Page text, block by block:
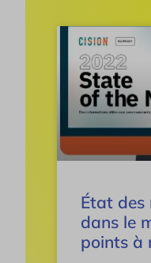
État des
dans le
points à